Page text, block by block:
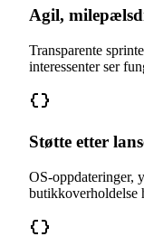
Agil,
Transparente
interessenter ser
Støtte etter
OS-oppdateringer,
butikkoverholdelse